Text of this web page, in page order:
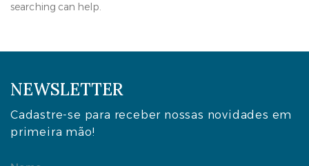
searching can help.
NEWSLETTER
Cadastre-se para receber nossas novidades em
primeira mão!